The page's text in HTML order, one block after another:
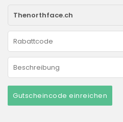
Gutscheincode einreichen